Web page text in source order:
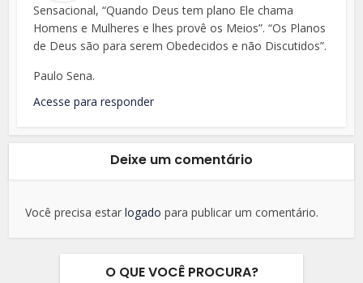
Sensacional, “Quando Deus tem plano Ele chama
Homens e Mulheres e lhes provê os Meios”. “Os Planos
de Deus são para serem Obedecidos e não Discutidos”.
Paulo Sena.
Acesse para responder
Deixe um comentário
Você precisa estarlogado para publicar um comentário.
O QUE VOCÊ PROCURA?